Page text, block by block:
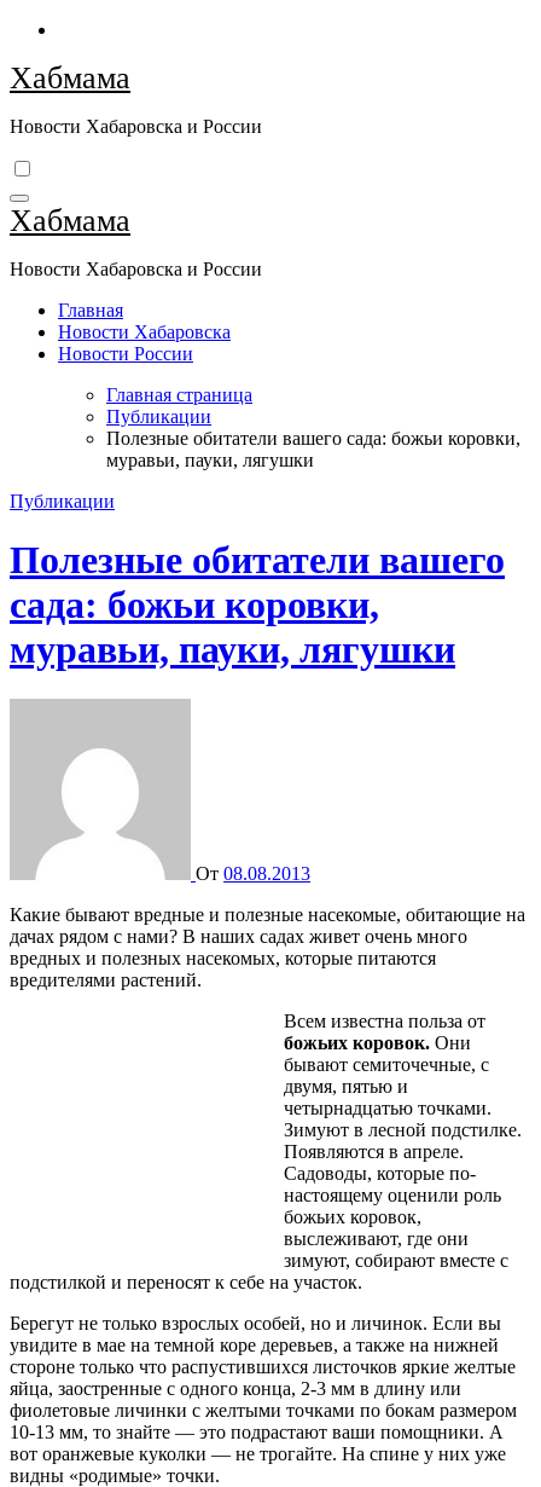
Перейти
содержимому
Хабмама
Новости Хабаровска и России
Хабмама
Новости Хабаровска и России
Главная
Новости Хабаровска
Новости России
Главная страница
Публикации
Полезные обитатели вашего сада: божьи коровки,
муравьи, пауки, лягушки
Публикации
Полезные обитатели вашего
сада: божьи коровки,
муравьи, пауки, лягушки
От 08.08.2013
Какие бывают вредные и полезные насекомые, обитающие на
дачах рядом с нами? В наших садах живет очень много
вредных и полезных насекомых, которые питаются
вредителями растений.
Всем известна польза от
божьих коровок. Они
бывают семиточечные, с
двумя, пятью и
четырнадцатью точками.
Зимуют в лесной подстилке.
Появляются в апреле.
Садоводы, которые по-
настоящему оценили роль
божьих коровок,
выслеживают, где они
зимуют, собирают вместе с
подстилкой и переносят к себе на участок.
Берегут не только взрослых особей, но и личинок. Если вы
увидите в мае на темной коре деревьев, а также на нижней
стороне только что распустившихся листочков яркие желтые
яйца, заостренные с одного конца, 2-3 мм в длину или
фиолетовые личинки с желтыми точками по бокам размером
10-13 мм, то знайте — это подрастают ваши помощники. А
вот оранжевые куколки — не трогайте. На спине у них уже
видны «родимые» точки.